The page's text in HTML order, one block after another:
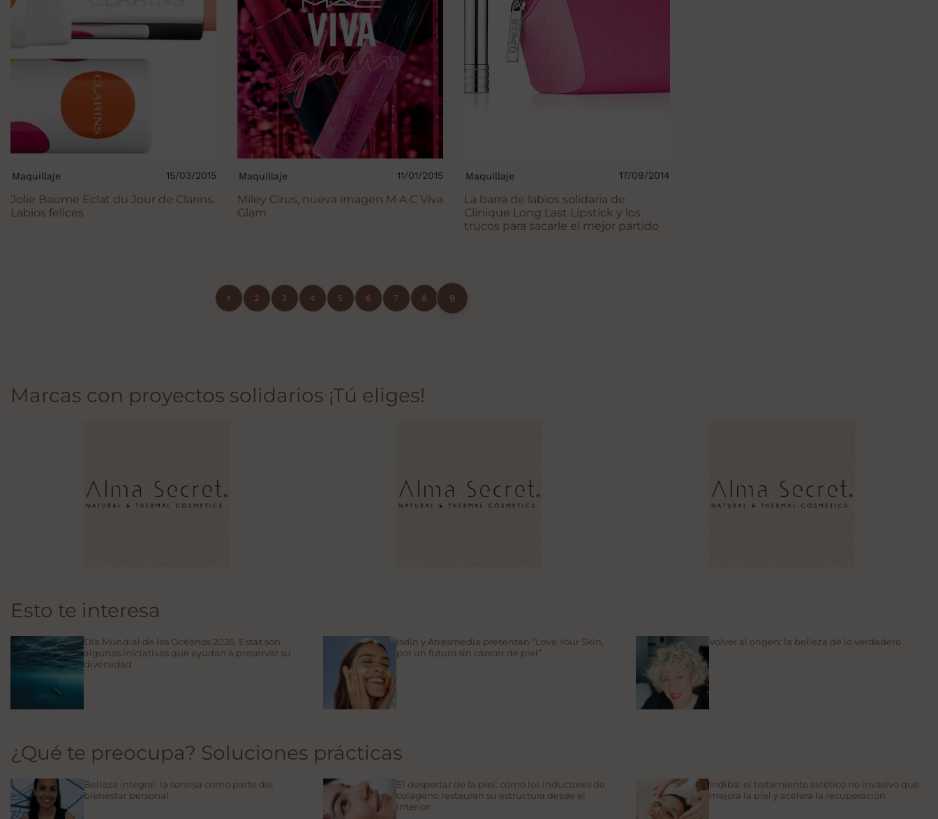
Jolie Baume Eclat du Jour de Clarins.
Labios felices
Maquillaje 15/03/2015
Miley Cirus, nueva imagen M·A·C Viva
Glam
Maquillaje 11/01/2015
La barra de labios solidaria de
Clinique Long Last Lipstick y los
trucos para sacarle el mejor partido
Maquillaje 17/09/2014
1 2 3 4 5 6 7 8 9
Marcas con proyectos solidarios ¡Tú eliges!
Esto te interesa
Día Mundial de los Océanos 2026. Estas son
algunas iniciativas que ayudan a preservar su
diversidad
Isdin y Atresmedia presentan “Love Your Skin,
por un futuro sin cáncer de piel”
Volver al origen: la belleza de lo verdadero
¿Qué te preocupa? Soluciones prácticas
Belleza integral: la sonrisa como parte del
bienestar personal
El despertar de la piel: cómo los inductores de
colágeno restauran su estructura desde el
interior
Indiba: el tratamiento estético no invasivo que
mejora la piel y acelera la recuperación